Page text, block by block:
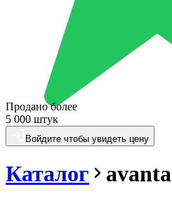
Продано более
5 000 штук
Войдите чтобы увидеть цену
Каталог avanta